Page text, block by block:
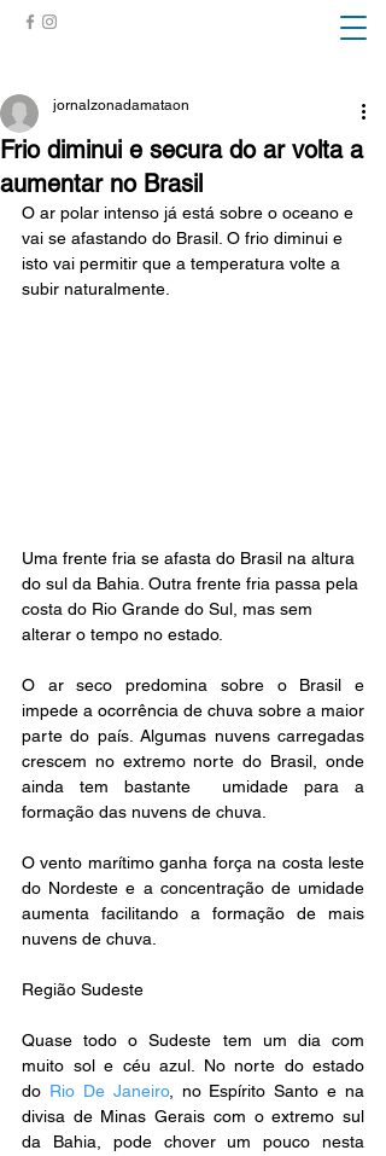
Frio diminui e secura do ar volta a
aumentar no Brasil
jornalzonadamataon
O ar polar intenso já está sobre o oceano e
vai se afastando do Brasil. O frio diminui e
isto vai permitir que a temperatura volte a
subir naturalmente.
Uma frente fria se afasta do Brasil na altura
do sul da Bahia. Outra frente fria passa pela
costa do Rio Grande do Sul, mas sem
alterar o tempo no estado.
O ar seco predomina sobre o Brasil e
impede a ocorrência de chuva sobre a maior
parte do país. Algumas nuvens carregadas
crescem no extremo norte do Brasil, onde
ainda tem bastante  umidade para a
formação das nuvens de chuva.
O vento marítimo ganha força na costa leste
do Nordeste e a concentração de umidade
aumenta facilitando a formação de mais
nuvens de chuva.
Região Sudeste
Quase todo o Sudeste tem um dia com
muito sol e céu azul. No norte do estado
do Rio De Janeiro, no Espírito Santo e na
divisa de Minas Gerais com o extremo sul
da Bahia, pode chover um pouco nesta